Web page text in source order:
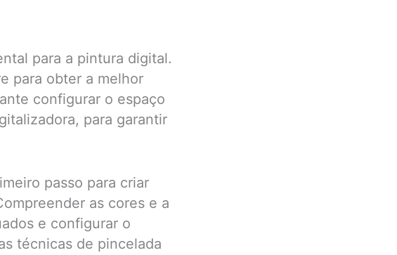
para a pintura digital.
para obter a melhor
configurar o espaço
para garantir
passo para criar
as cores e a
e configurar o
técnicas de pincelada